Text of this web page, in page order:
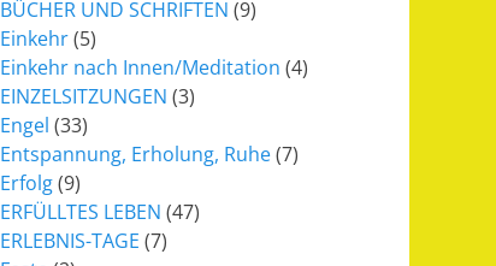
BÜCHER UND SCHRIFTEN (9)
Einkehr(5)
Einkehr nach Innen/Meditation (4)
EINZELSITZUNGEN (3)
Engel (33)
Entspannung, Erholung, Ruhe(7)
Erfolg(9)
ERFÜLLTES LEBEN (47)
ERLEBNIS-TAGE (7)